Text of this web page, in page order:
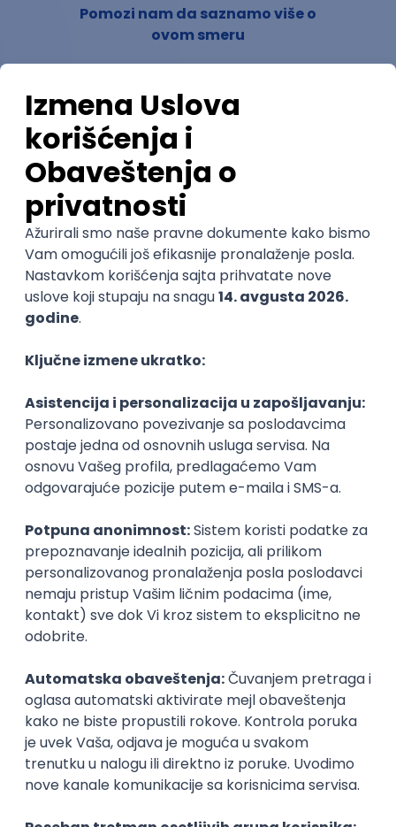
Pomozi nam da saznamo više o
ovom smeru
( ocena)
Ostavi ocenu
Nastavni kadar
Stečeno znanje
Karijerne mogućnosti
Slični smerovi
Vojnoindustrijsko
inženjerstvo
Fakultet inženjerskih nauka
Master
Mašinski
Master
Karijera
Zanimanja posle studija